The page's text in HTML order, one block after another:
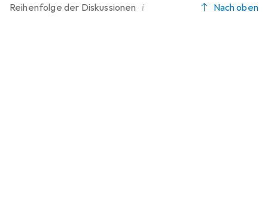
Reihenfolge der Diskussionen i Nach oben